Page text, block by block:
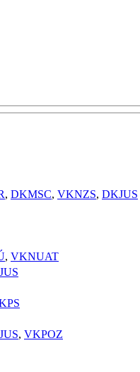
, DKMSC, VKNZS, DKJUS
, VKNUAT
, VKPOZ